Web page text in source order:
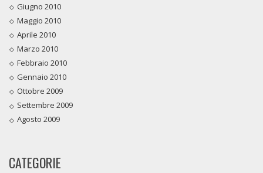
Giugno 2010
Maggio 2010
Aprile 2010
Marzo 2010
Febbraio 2010
Gennaio 2010
Ottobre 2009
Settembre 2009
Agosto 2009
CATEGORIE